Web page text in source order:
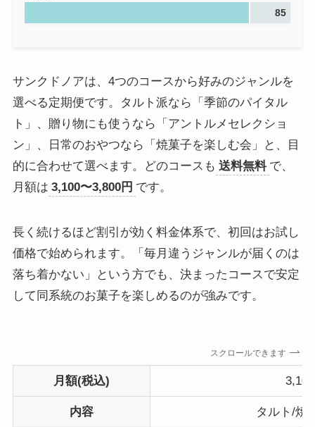
85
サンクドノアは、4つのコースから好みのジャンルを
選べる定期便です。タルト派なら「季節のパイタル
ト」、贈り物にも使うなら「アントルメセレクショ
ン」、日常のおやつなら「焼菓子を楽しむ会」と、目
的に合わせて選べます。どのコースも 送料無料 で、
月額は 3,100〜3,800円 です。
長く続けるほど割引が効く料金体系で、初回はお試し
価格で始められます。「毎月違うジャンルが届くのは
落ち着かない」という方でも、決まったコースで安定
して同系統のお菓子を楽しめるのが強みです。
スクロールできます
月額(税込)
内容 タルト/焼